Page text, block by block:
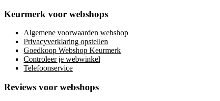
Keurmerk voor webshops
Algemene voorwaarden webshop
Privacyverklaring opstellen
Goedkoop Webshop Keurmerk
Controleer je webwinkel
Telefoonservice
Reviews voor webshops